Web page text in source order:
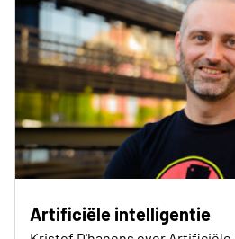
Artificiële intelligentie